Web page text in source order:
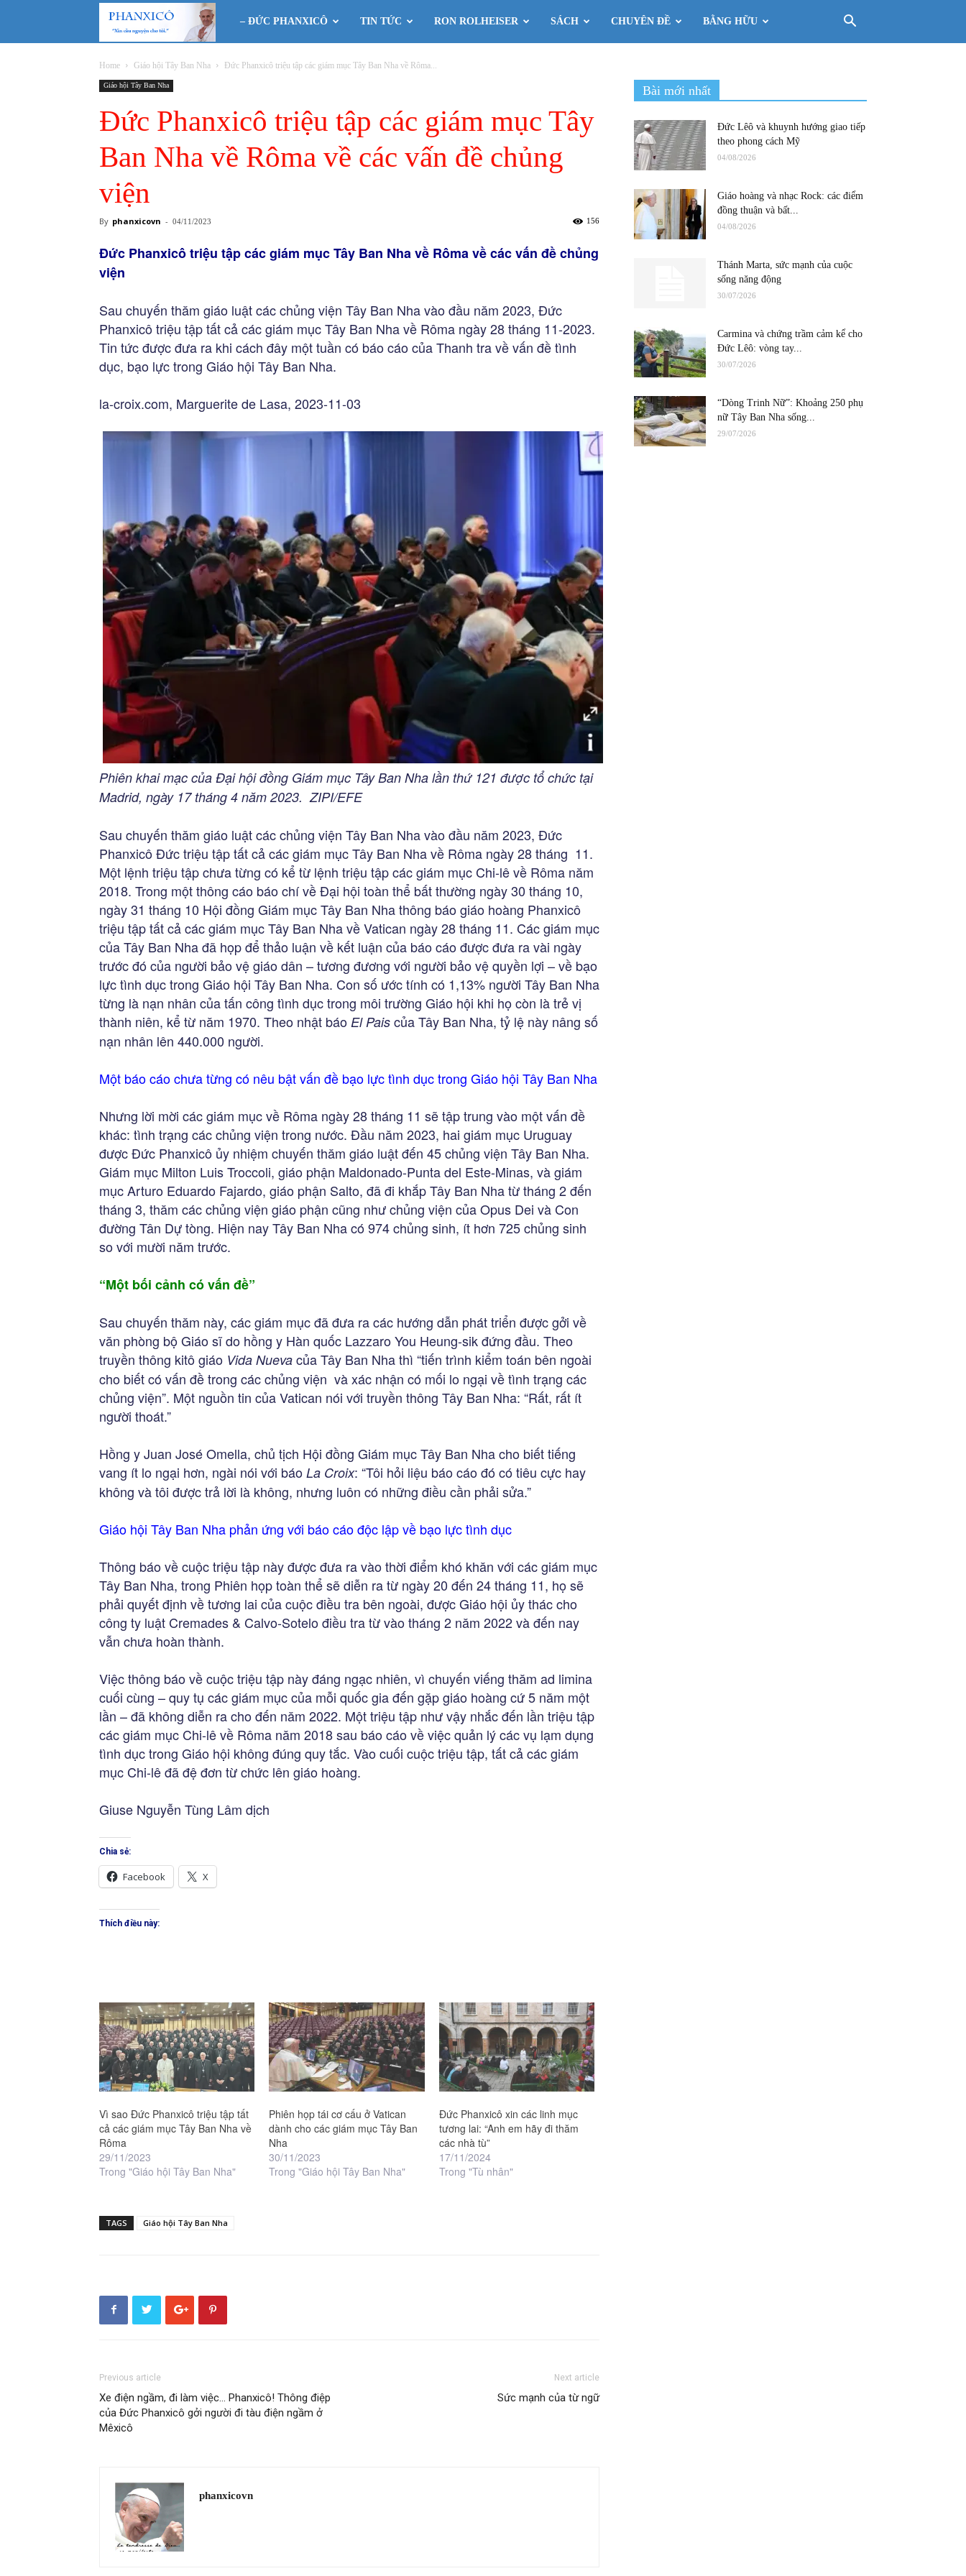
Phanxicô
– ĐỨC PHANXICÔ TIN TỨC RON ROLHEISER SÁCH CHUYÊN ĐỀ BẰNG HỮU
Home Giáo hội Tây Ban Nha Đức Phanxicô triệu tập các giám mục Tây Ban Nha về Rôma...
Giáo hội Tây Ban Nha
Đức Phanxicô triệu tập các giám mục Tây
Ban Nha về Rôma về các vấn đề chủng
viện
By phanxicovn - 04/11/2023 156
Đức Phanxicô triệu tập các giám mục Tây Ban Nha về Rôma về các vấn đề chủng
viện
Sau chuyến thăm giáo luật các chủng viện Tây Ban Nha vào đầu năm 2023, Đức
Phanxicô triệu tập tất cả các giám mục Tây Ban Nha về Rôma ngày 28 tháng 11-2023.
Tin tức được đưa ra khi cách đây một tuần có báo cáo của Thanh tra về vấn đề tình
dục, bạo lực trong Giáo hội Tây Ban Nha.
la-croix.com, Marguerite de Lasa, 2023-11-03
Phiên khai mạc của Đại hội đồng Giám mục Tây Ban Nha lần thứ 121 được tổ chức tại
Madrid, ngày 17 tháng 4 năm 2023. ZIPI/EFE
Sau chuyến thăm giáo luật các chủng viện Tây Ban Nha vào đầu năm 2023, Đức
Phanxicô Đức triệu tập tất cả các giám mục Tây Ban Nha về Rôma ngày 28 tháng 11.
Một lệnh triệu tập chưa từng có kể từ lệnh triệu tập các giám mục Chi-lê về Rôma năm
2018. Trong một thông cáo báo chí về Đại hội toàn thể bất thường ngày 30 tháng 10,
ngày 31 tháng 10 Hội đồng Giám mục Tây Ban Nha thông báo giáo hoàng Phanxicô
triệu tập tất cả các giám mục Tây Ban Nha về Vatican ngày 28 tháng 11. Các giám mục
của Tây Ban Nha đã họp để thảo luận về kết luận của báo cáo được đưa ra vài ngày
trước đó của người bảo vệ giáo dân – tương đương với người bảo vệ quyền lợi – về bạo
lực tình dục trong Giáo hội Tây Ban Nha. Con số ước tính có 1,13% người Tây Ban Nha
từng là nạn nhân của tấn công tình dục trong môi trường Giáo hội khi họ còn là trẻ vị
thành niên, kể từ năm 1970. Theo nhật báo El Pais của Tây Ban Nha, tỷ lệ này nâng số
nạn nhân lên 440.000 người.
Một báo cáo chưa từng có nêu bật vấn đề bạo lực tình dục trong Giáo hội Tây Ban Nha
Nhưng lời mời các giám mục về Rôma ngày 28 tháng 11 sẽ tập trung vào một vấn đề
khác: tình trạng các chủng viện trong nước. Đầu năm 2023, hai giám mục Uruguay
được Đức Phanxicô ủy nhiệm chuyến thăm giáo luật đến 45 chủng viện Tây Ban Nha.
Giám mục Milton Luis Troccoli, giáo phận Maldonado-Punta del Este-Minas, và giám
mục Arturo Eduardo Fajardo, giáo phận Salto, đã đi khắp Tây Ban Nha từ tháng 2 đến
tháng 3, thăm các chủng viện giáo phận cũng như chủng viện của Opus Dei và Con
đường Tân Dự tòng. Hiện nay Tây Ban Nha có 974 chủng sinh, ít hơn 725 chủng sinh
so với mười năm trước.
“Một bối cảnh có vấn đề”
Sau chuyến thăm này, các giám mục đã đưa ra các hướng dẫn phát triển được gởi về
văn phòng bộ Giáo sĩ do hồng y Hàn quốc Lazzaro You Heung-sik đứng đầu. Theo
truyền thông kitô giáo Vida Nueva của Tây Ban Nha thì “tiến trình kiểm toán bên ngoài
cho biết có vấn đề trong các chủng viện và xác nhận có mối lo ngại về tình trạng các
chủng viện”. Một nguồn tin của Vatican nói với truyền thông Tây Ban Nha: “Rất, rất ít
người thoát.”
Hồng y Juan José Omella, chủ tịch Hội đồng Giám mục Tây Ban Nha cho biết tiếng
vang ít lo ngại hơn, ngài nói với báo La Croix: “Tôi hỏi liệu báo cáo đó có tiêu cực hay
không và tôi được trả lời là không, nhưng luôn có những điều cần phải sửa.”
Giáo hội Tây Ban Nha phản ứng với báo cáo độc lập về bạo lực tình dục
Thông báo về cuộc triệu tập này được đưa ra vào thời điểm khó khăn với các giám mục
Tây Ban Nha, trong Phiên họp toàn thể sẽ diễn ra từ ngày 20 đến 24 tháng 11, họ sẽ
phải quyết định về tương lai của cuộc điều tra bên ngoài, được Giáo hội ủy thác cho
công ty luật Cremades & Calvo-Sotelo điều tra từ vào tháng 2 năm 2022 và đến nay
vẫn chưa hoàn thành.
Việc thông báo về cuộc triệu tập này đáng ngạc nhiên, vì chuyến viếng thăm ad limina
cuối cùng – quy tụ các giám mục của mỗi quốc gia đến gặp giáo hoàng cứ 5 năm một
lần – đã không diễn ra cho đến năm 2022. Một triệu tập như vậy nhắc đến lần triệu tập
các giám mục Chi-lê về Rôma năm 2018 sau báo cáo về việc quản lý các vụ lạm dụng
tình dục trong Giáo hội không đúng quy tắc. Vào cuối cuộc triệu tập, tất cả các giám
mục Chi-lê đã đệ đơn từ chức lên giáo hoàng.
Giuse Nguyễn Tùng Lâm dịch
Chia sẻ:
Facebook X
Thích điều này:
Vì sao Đức Phanxicô triệu tập tất
cả các giám mục Tây Ban Nha về
Rôma
29/11/2023
Trong "Giáo hội Tây Ban Nha"
Phiên họp tái cơ cấu ở Vatican
dành cho các giám mục Tây Ban
Nha
30/11/2023
Trong "Giáo hội Tây Ban Nha"
Đức Phanxicô xin các linh mục
tương lai: “Anh em hãy đi thăm
các nhà tù”
17/11/2024
Trong "Tù nhân"
TAGS Giáo hội Tây Ban Nha
Previous article
Xe điện ngầm, đi làm việc… Phanxicô! Thông điệp
của Đức Phanxicô gởi người đi tàu điện ngầm ở
Mêxicô
Next article
Sức mạnh của từ ngữ
phanxicovn
Bài mới nhất
Đức Lêô và khuynh hướng giao tiếp
theo phong cách Mỹ
04/08/2026
Giáo hoàng và nhạc Rock: các điểm
đồng thuận và bất...
04/08/2026
Thánh Marta, sức mạnh của cuộc
sống năng động
30/07/2026
Carmina và chứng trầm cảm kể cho
Đức Lêô: vòng tay...
30/07/2026
“Dòng Trinh Nữ”: Khoảng 250 phụ
nữ Tây Ban Nha sống...
29/07/2026